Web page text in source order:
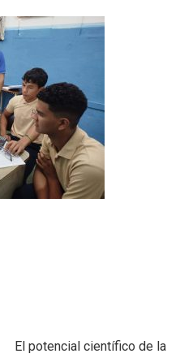
El potencial científico de la